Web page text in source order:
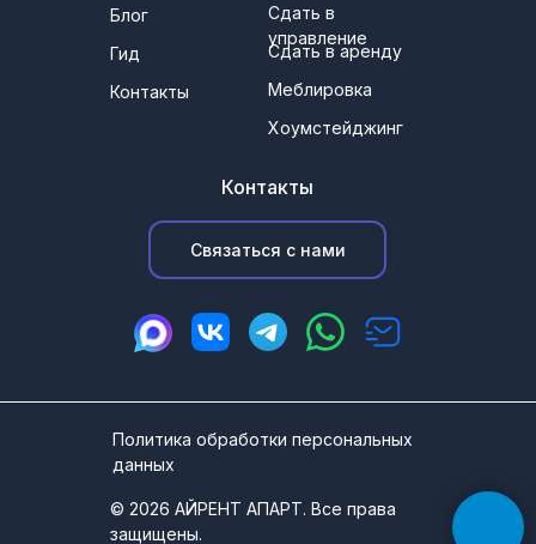
Блог
Гид
Контакты
Сдать в
управление
Сдать в аренду
Меблировка
Хоумстейджинг
Контакты
Связаться с нами
© 2026 АЙРЕНТ АПАРТ. Все права
защищены.
Политика обработки персональных
данных